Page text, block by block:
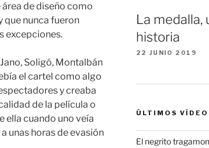
de diseño como
que nunca fueron
excepciones.
Soligó, Montalbán
el cartel como algo
y creaba
de la película o
ella cuando uno veía
unas horas de evasión
La medalla,
historia
22 JUNIO 2019
ÚLTIMOS
El negrito